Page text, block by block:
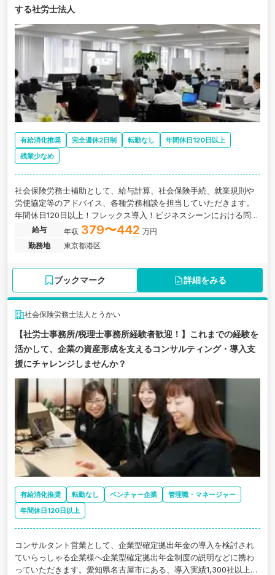
する社労士法人
有給消化推奨 完全週休2日制 転勤なし
年間休日120日以上
残業少なめ
社会保険労務士補助として、給与計算、社会保険手続、就業規則や
労使協定等のアドバイス、各種労務相談を担当していただきます。
年間休日120日以上！フレックス導入！ビジネスシーンにおける問題
をワンストップで解決する社労士法人の求人です。
給与 年収 379〜442 万円
勤務地
東京都港区
ブックマーク 詳細をみる
社会保険労務士法人とうかい
【社労士事務所/税理士事務所経験者歓迎！】これまでの経験を
活かして、企業の資産形成を支えるコンサルティング・導入支
援にチャレンジしませんか？
有給消化推奨 転勤なし ベンチャー企業
管理職・マネージャー
年間休日120日以上
コンサルタント営業として、企業型確定拠出年金の導入を検討され
ていらっしゃる企業様へ企業型確定拠出年金制度の説明などに携わ
っていただきます。愛知県名古屋市にある、導入実績1,300社以上、